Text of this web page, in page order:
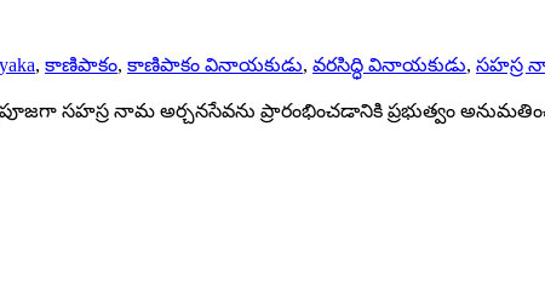
, కాణిపాకం, కాణిపాకం వినాయకుడు, వరసిద్ధి వినాయకుడు, సహస్ర
సహస్ర నామ అర్చనసేవను ప్రారంభించడానికి ప్రభుత్వం